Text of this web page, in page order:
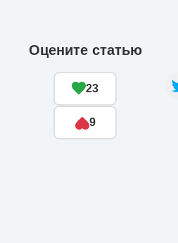
Оцените статью
23
9